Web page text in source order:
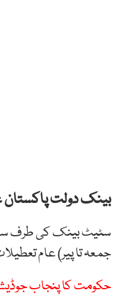
بینک دولت پاکستان عید الاضحیٰ
جمعہ تا پیر) عام
حکومت کا پنجاب